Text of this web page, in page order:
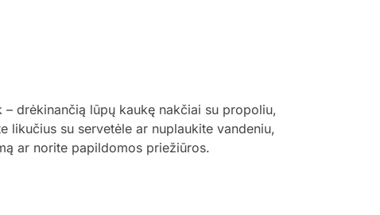
drėkinančią lūpų kaukę nakčiai su propoliu,
su servetėle ar nuplaukite vandeniu,
ar norite papildomos priežiūros.